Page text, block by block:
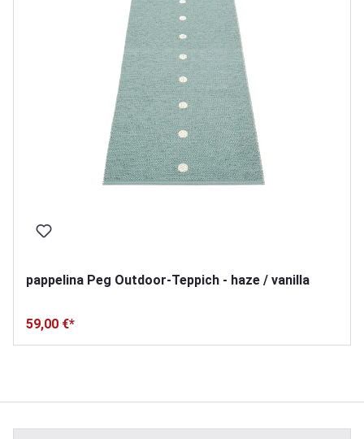
pappelina Peg Outdoor-Teppich - haze / vanilla
59,00 €*